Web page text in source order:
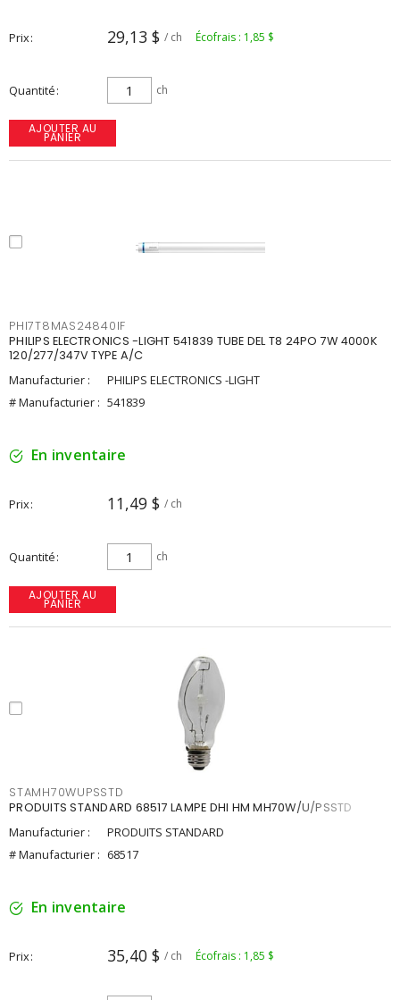
Prix 29,13 $ / ch Écofrais : 1,85 $
Quantité ch
AJOUTER AU
PANIER
PHI7T8MAS24840IF
PHILIPS ELECTRONICS -LIGHT 541839 TUBE DEL T8 24PO 7W 4000K
120/277/347V TYPE A/C
Manufacturier :
PHILIPS ELECTRONICS -LIGHT
# Manufacturier : 541839
En inventaire
Prix 11,49 $ / ch
Quantité ch
AJOUTER AU
PANIER
STAMH70WUPSSTD
PRODUITS STANDARD 68517 LAMPE DHI HM MH70W/U/PSSTD
Manufacturier :
PRODUITS STANDARD
# Manufacturier : 68517
En inventaire
Prix 35,40 $ / ch Écofrais : 1,85 $